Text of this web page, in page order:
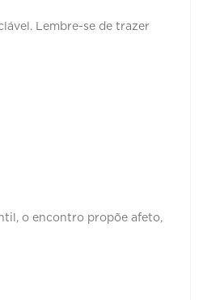
Lembre-se de trazer
o encontro propõe afeto,